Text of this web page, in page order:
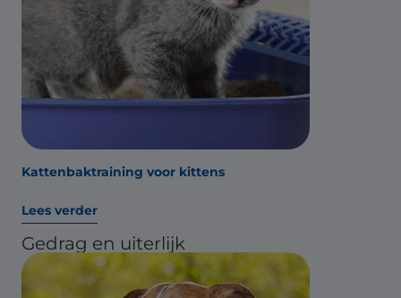
Kattenbaktraining voor kittens
Lees verder
Gedrag en uiterlijk